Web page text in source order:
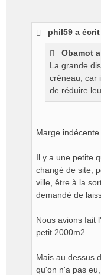
phil59 a écrit
Obamot
La grande
créneau, car
de réduire
Marge indécente
Il y a une petite
changé de site,
ville, être à la
demandé de
Nous avions fait
petit 2000m2.
Mais au dessus
qu'on n'a pas